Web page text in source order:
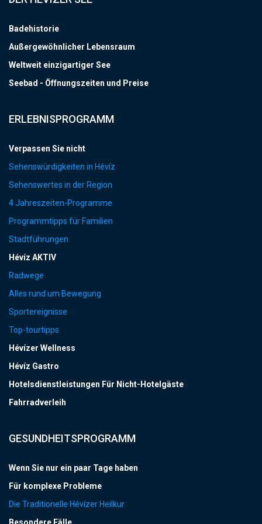
Badehistorie
Außergewöhnlicher Lebensraum
Weltweit einzigartiger See
Seebad - Öffnungszeiten und Preise
ERLEBNISPROGRAMM
Verpassen Sie nicht
Sehenswürdigkeiten in Hévíz
Sehenswertes in der Region
4 Jahreszeiten-Programme
Programmtipps für Familien
Stadtführungen
Hévíz AKTIV
Radwege
Alles rund um Bewegung
Sportereignisse
Top-tourtipps
Hévízer Wellness
Hévíz Gastro
Hotelsdienstleistungen Für Nicht-Hotelgäste
Fahrradverleih
GESUNDHEITSPROGRAMM
Wenn Sie nur ein paar Tage haben
Für komplexe Probleme
Die Traditionelle Hévízer Heilkur